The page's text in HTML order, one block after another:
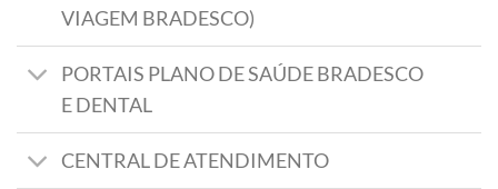
VIAGEM BRADESCO)
PORTAIS PLANO DE SAÚDE BRADESCO
E DENTAL
CENTRAL DE ATENDIMENTO